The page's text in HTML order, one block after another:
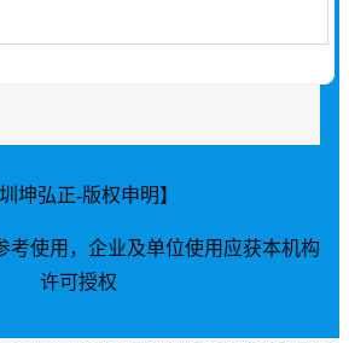
圳坤弘正-版权申明】
考使用，企业及单位使用应获本机构
许可授权